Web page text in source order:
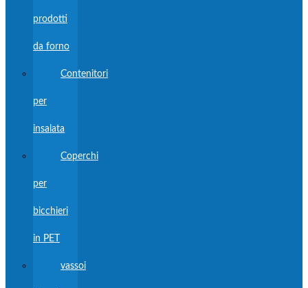
prodotti
da forno
Contenitori
per
insalata
Coperchi
per
bicchieri
in PET
vassoi